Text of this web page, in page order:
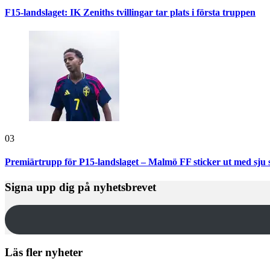
F15-landslaget: IK Zeniths tvillingar tar plats i första truppen
03
Premiärtrupp för P15-landslaget – Malmö FF sticker ut med sju
Signa upp dig på nyhetsbrevet
Läs fler nyheter